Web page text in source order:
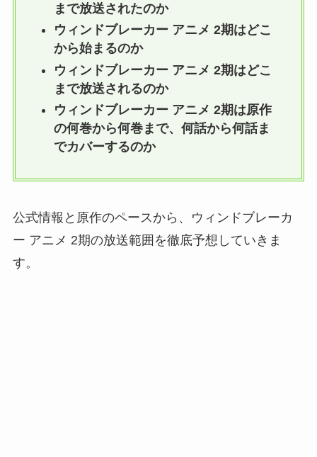
まで放送されたのか
ウィンドブレーカー アニメ 2期はどこ
から始まるのか
ウィンドブレーカー アニメ 2期はどこ
まで放送されるのか
ウィンドブレーカー アニメ 2期は原作
の何巻から何巻まで、何話から何話ま
でカバーするのか
公式情報と原作のペースから、ウィンドブレーカ
ー アニメ 2期の放送範囲を徹底予想していきま
す。